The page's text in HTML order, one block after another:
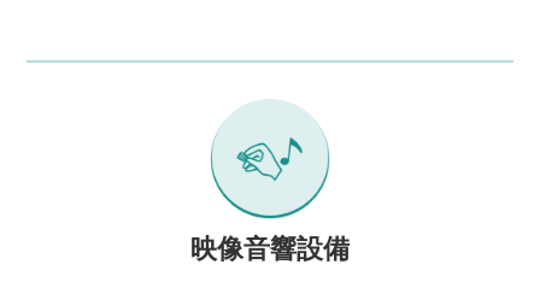
映像音響設備